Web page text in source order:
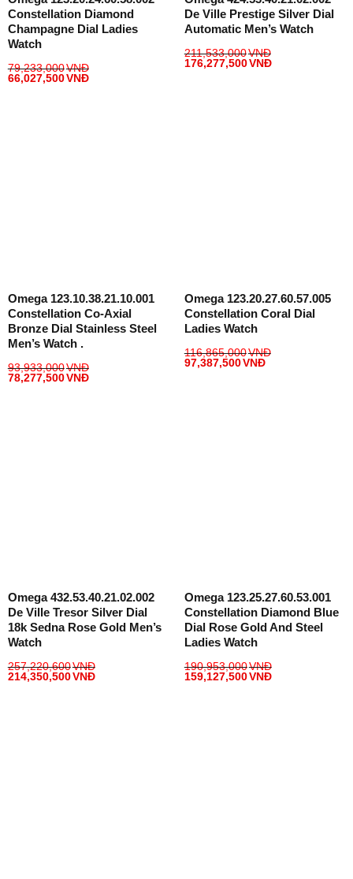
Constellation Diamond
Champagne Dial Ladies
Watch
79,233,000VNĐ
66,027,500VNĐ
De Ville Prestige Silver Dial
Automatic Men’s Watch
211,533,000VNĐ
176,277,500VNĐ
Omega 123.10.38.21.10.001
Constellation Co-Axial
Bronze Dial Stainless Steel
Men’s Watch .
93,933,000VNĐ
78,277,500VNĐ
Omega 123.20.27.60.57.005
Constellation Coral Dial
Ladies Watch
116,865,000VNĐ
97,387,500VNĐ
Omega 432.53.40.21.02.002
De Ville Tresor Silver Dial
18k Sedna Rose Gold Men’s
Watch
257,220,600VNĐ
214,350,500VNĐ
Omega 123.25.27.60.53.001
Constellation Diamond Blue
Dial Rose Gold And Steel
Ladies Watch
190,953,000VNĐ
159,127,500VNĐ